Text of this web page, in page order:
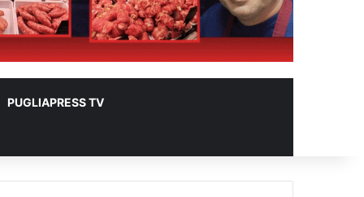
PUGLIAPRESS TV